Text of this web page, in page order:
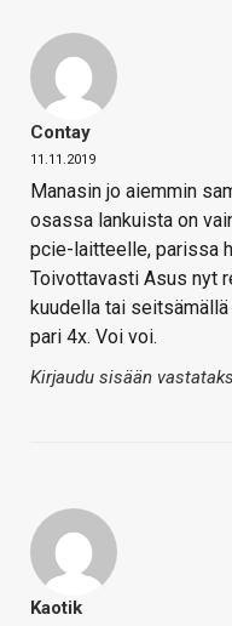
Contay
11.11.2019
Manasin jo aiemmin
osassa lankuista on
pcie-laitteelle, parissa
Toivottavasti Asus nyt
kuudella tai
pari 4x. Voi voi.
Kirjaudu sisään
Kaotik